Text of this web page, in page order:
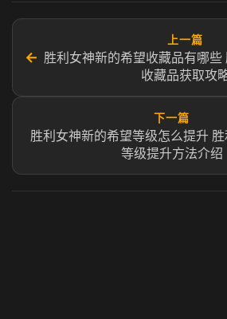
←
上一篇
胜利女神新的希望收藏品有哪些
收藏品获取攻
下一篇
胜利女神新的希望等级怎么提升
等级提升方法介绍